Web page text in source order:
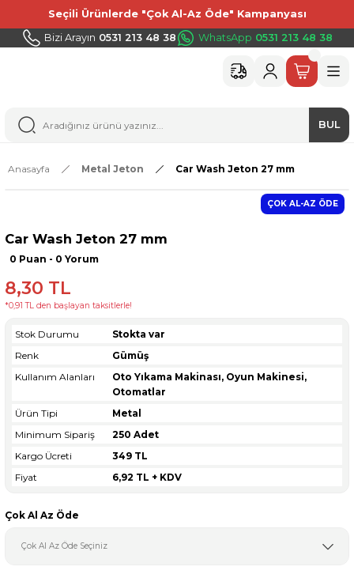
Seçili Ürünlerde "Çok Al-Az Öde" Kampanyası
Bizi Arayın 0531 213 48 38 WhatsApp 0531 213 48 38
BUL
Anasayfa Metal Jeton Car Wash Jeton 27 mm
ÇOK AL-AZ ÖDE
Car Wash Jeton 27 mm
0 Puan - 0 Yorum
8,30 TL
*0,91 TL den başlayan taksitlerle!
Stok Durumu
Stokta var
Renk
Gümüş
Kullanım Alanları
Oto Yıkama Makinası, Oyun Makinesi,
Otomatlar
Ürün Tipi
Metal
Minimum Sipariş
250 Adet
Kargo Ücreti
349 TL
Fiyat
6,92 TL + KDV
Çok Al Az Öde